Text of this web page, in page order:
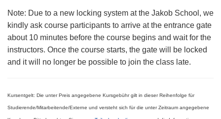
Note: Due to a new locking system at the Jakob School , we
kindly ask course participants to arrive at the entrance gate
about 10 minutes before the course begins and wait for the
instructors. Once the course starts, the gate will be locked
and it will no longer be possible to join the class late.
Kursentgelt: Die unter Preis angegebene Kursgebühr gilt in dieser Reihenfolge für
Studierende/Mitarbeitende/Externe und versteht sich für die unter Zeitraum angegebene